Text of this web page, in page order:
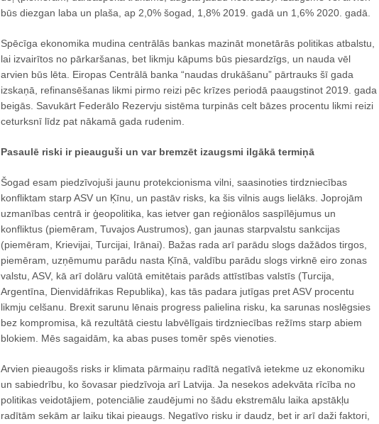
būs diezgan laba un plaša, ap 2,0% šogad, 1,8% 2019. gadā un 1,6% 2020. gadā.
Spēcīga ekonomika mudina centrālās bankas mazināt monetārās politikas atbalstu,
lai izvairītos no pārkaršanas, bet likmju kāpums būs piesardzīgs, un nauda vēl
arvien būs lēta. Eiropas Centrālā banka “naudas drukāšanu” pārtrauks šī gada
izskaņā, refinansēšanas likmi pirmo reizi pēc krīzes periodā paaugstinot 2019. gada
beigās. Savukārt Federālo Rezervju sistēma turpinās celt bāzes procentu likmi reizi
ceturksnī līdz pat nākamā gada rudenim.
Pasaulē riski ir pieauguši un var bremzēt izaugsmi ilgākā termiņā
Šogad esam piedzīvojuši jaunu protekcionisma vilni, saasinoties tirdzniecības
konfliktam starp ASV un Ķīnu, un pastāv risks, ka šis vilnis augs lielāks. Joprojām
uzmanības centrā ir ģeopolitika, kas ietver gan reģionālos saspīlējumus un
konfliktus (piemēram, Tuvajos Austrumos), gan jaunas starpvalstu sankcijas
(piemēram, Krievijai, Turcijai, Irānai). Bažas rada arī parādu slogs dažādos tirgos,
piemēram, uzņēmumu parādu nasta Ķīnā, valdību parādu slogs virknē eiro zonas
valstu, ASV, kā arī dolāru valūtā emitētais parāds attīstības valstīs (Turcija,
Argentīna, Dienvidāfrikas Republika), kas tās padara jutīgas pret ASV procentu
likmju celšanu. Brexit sarunu lēnais progress palielina risku, ka sarunas noslēgsies
bez kompromisa, kā rezultātā ciestu labvēlīgais tirdzniecības režīms starp abiem
blokiem. Mēs sagaidām, ka abas puses tomēr spēs vienoties.
Arvien pieaugošs risks ir klimata pārmaiņu radītā negatīvā ietekme uz ekonomiku
un sabiedrību, ko šovasar piedzīvoja arī Latvija. Ja nesekos adekvāta rīcība no
politikas veidotājiem, potenciālie zaudējumi no šādu ekstremālu laika apstākļu
radītām sekām ar laiku tikai pieaugs. Negatīvo risku ir daudz, bet ir arī daži faktori,